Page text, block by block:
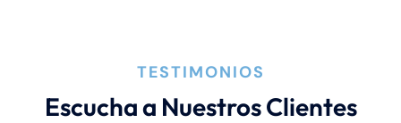
TESTIMONIOS
Escucha a Nuestros Clientes